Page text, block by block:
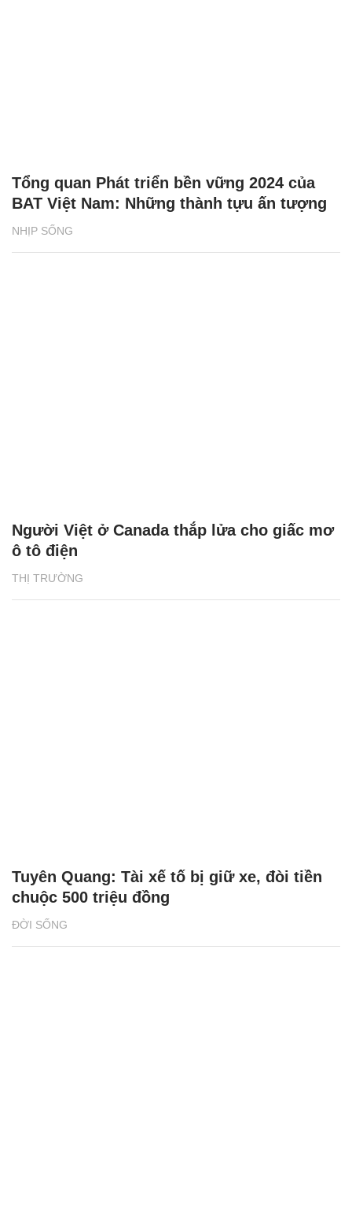
NHỊP SỐNG
Tổng quan Phát triển bền vững 2024 của
BAT Việt Nam: Những thành tựu ấn tượng
THỊ TRƯỜNG
Người Việt ở Canada thắp lửa cho giấc mơ
ô tô điện
ĐỜI SỐNG
Tuyên Quang: Tài xế tố bị giữ xe, đòi tiền
chuộc 500 triệu đồng